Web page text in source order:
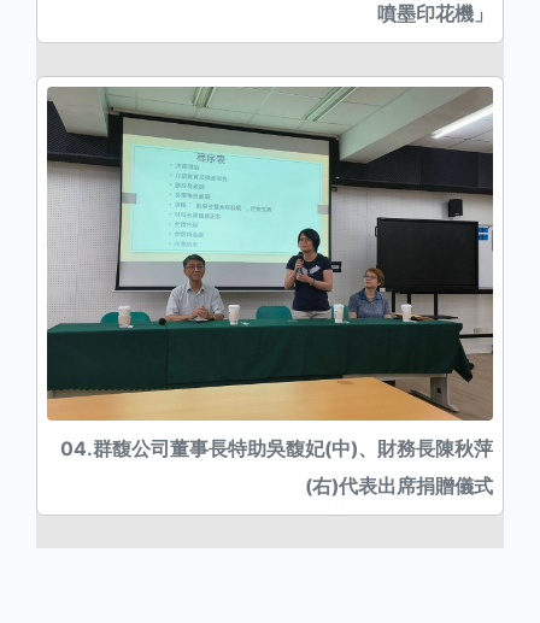
噴墨印花機」
04.群馥公司董事長特助吳馥妃(中)、財務長陳秋萍
(右)代表出席捐贈儀式